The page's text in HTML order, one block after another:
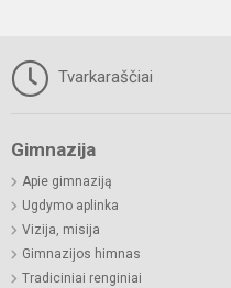
Tvarkaraščiai
Gimnazija
Apie gimnaziją
Ugdymo aplinka
Vizija, misija
Gimnazijos himnas
Tradiciniai renginiai